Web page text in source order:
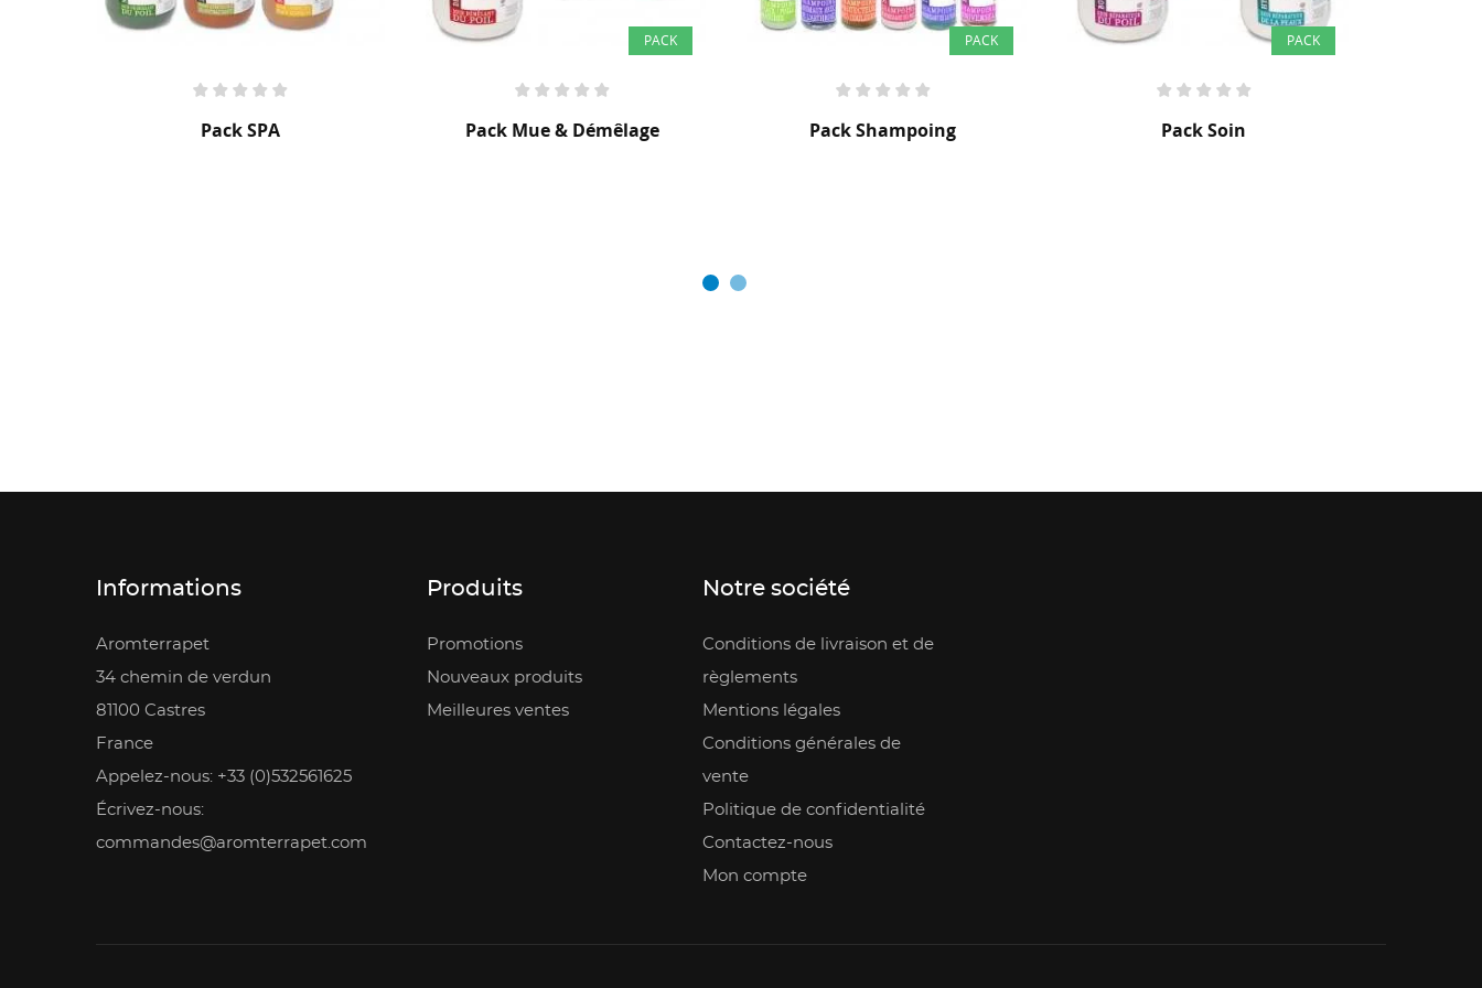
Pack Mue & Démêlage
PACK
Pack Shampoing
PACK
Pack Soin Pack Gelibase
Informations
Aromterrapet
34 chemin de verdun
81100 Castres
France
Appelez-nous: +33 (0)532561625
Écrivez-nous:
commandes@aromterrapet.com
Produits
Promotions
Nouveaux produits
Meilleures ventes
Notre société
Conditions de livraison et de
règlements
Mentions légales
Conditions générales de
vente
Politique de confidentialité
Contactez-nous
Mon compte